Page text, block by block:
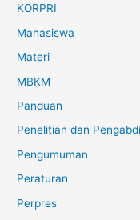
KORPRI
Mahasiswa
Materi
MBKM
Panduan
Penelitian dan
Pengumuman
Peraturan
Perpres